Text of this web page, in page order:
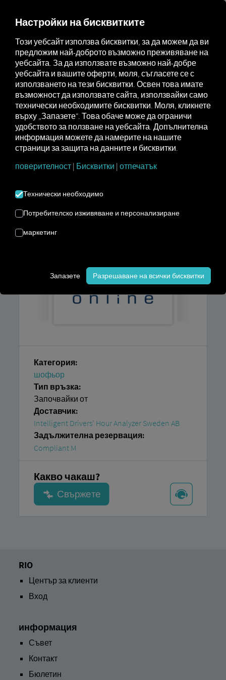
Marketplace Connectors IDHA Connect
IDHA CONNECT
Интеграция на външен доставчик
Използвате лиIDHA Online Service
подобрите тази услуга с данни от
нуждаете, е достъп доплатформата
Категория:
шофьор
Тип връзка:
Започвайки от
Доставчик:
Intelligent Drivers' Hour Analyzer Sweden AB
Задължителна резервация:
Compliant M
Какво чакаш?
RIO
Център за клиенти
Вход
информация
Съвет
Контакт
Бюлетин
Настройки на бисквитките
Този уебсайт използва бисквитки, за да можем да ви
предложим най-доброто възможно преживяване на
уебсайта. За да използвате възможно най-добре
уебсайта и вашите оферти, моля, съгласете се с
използването на тези бисквитки. Освен това имате
възможност да използвате сайта, използвайки само
технически необходимите бисквитки. Моля, кликнете
върху „Запазете“. Това обаче може да ограничи
удобството за ползване на уебсайта. Допълнителна
информация можете да намерите на нашите
страници за защита на данните и бисквитки.
поверителност | Бисквитки | отпечатък
Технически необходимо
Потребителско изживяване и персонализиране
маркетинг
Запазете Разрешаване на всички бисквитки